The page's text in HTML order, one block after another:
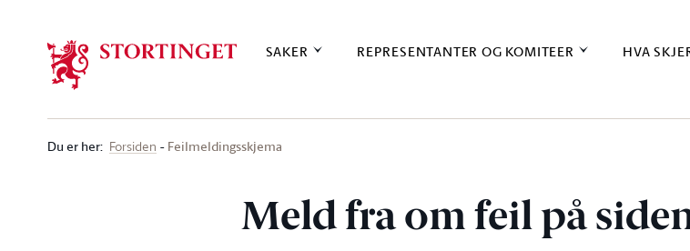
SAKER REPRESENTANTER OG KOMITEER HVA
Du er her: Forsiden Feilmeldingsskjema
Meld fra om feil på